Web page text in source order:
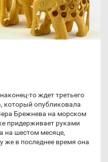
то ждет третьего
который опубликовала
Брежнева на морском
придерживает руками
на шестом месяце,
же в последнее время она